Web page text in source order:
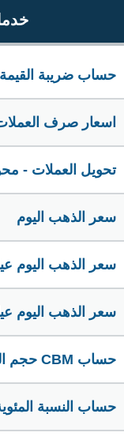
حساب ضريبة
اسعار صرف
تحويل العملات -
سعر الذهب اليوم
سعر الذهب اليوم عيار 21
سعر الذهب اليوم عيار 24
حساب CBM حجم الشحنة التجارية
حساب النسبة